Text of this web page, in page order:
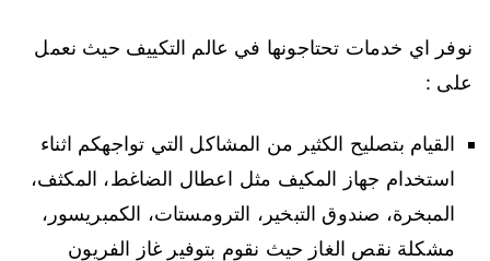
نوفر اي خدمات تحتاجونها في عالم التكييف حيث نعمل
على :
القيام بتصليح الكثير من المشاكل التي تواجهكم اثناء
استخدام جهاز المكيف مثل اعطال الضاغط، المكثف،
المبخرة، صندوق التبخير، الترومستات، الكمبريسور،
مشكلة نقص الغاز حيث نقوم بتوفير غاز الفريون